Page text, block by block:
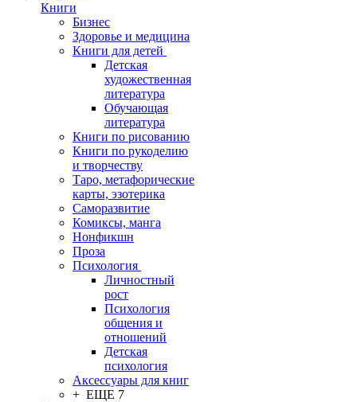
Книги
Бизнес
Здоровье и медицина
Книги для детей
Детская
художественная
литература
Обучающая
литература
Книги по рисованию
Книги по рукоделию
и творчеству
Таро, метафорические
карты, эзотерика
Саморазвитие
Комиксы, манга
Нонфикшн
Проза
Психология
Личностный
рост
Психология
общения и
отношений
Детская
психология
Аксессуары для книг
+ ЕЩЕ 7